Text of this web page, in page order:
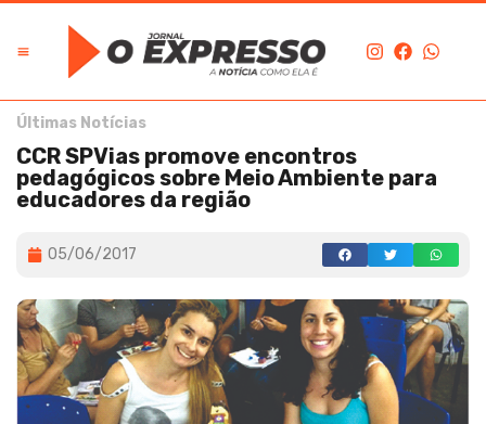
Últimas Notícias
CCR SPVias promove encontros
pedagógicos sobre Meio Ambiente para
educadores da região
05/06/2017